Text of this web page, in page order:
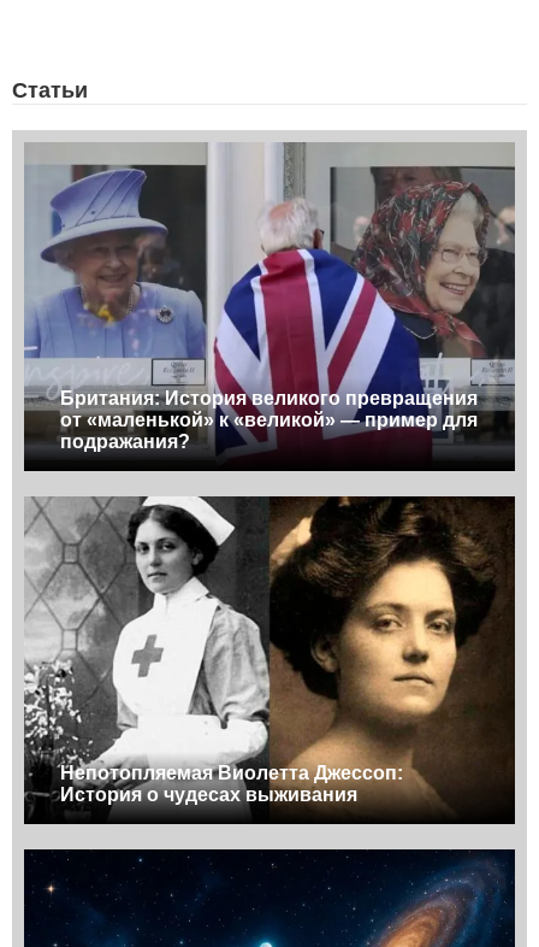
Статьи
Британия: История великого превращения
от «маленькой» к «великой» — пример для
подражания?
Непотопляемая Виолетта Джессоп:
История о чудесах выживания